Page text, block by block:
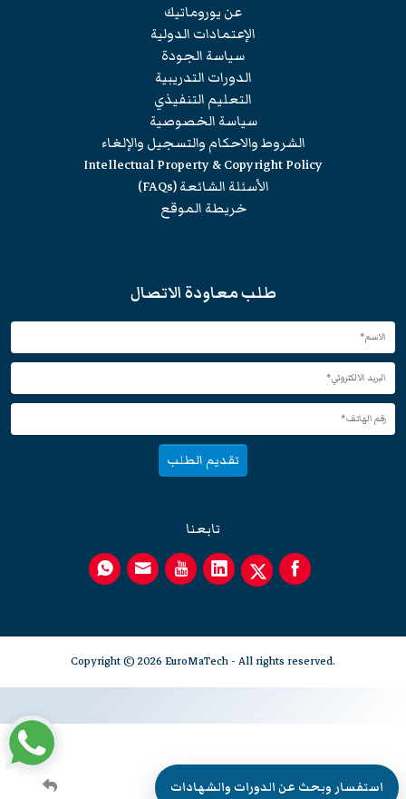
عن يوروماتيك
الإعتمادات الدولية
سياسة الجودة
الدورات التدريبية
التعليم التنفيذي
سياسة الخصوصية
الشروط والاحكام والتسجيل والإلغاء
Intellectual Property & Copyright Policy
الأسئلة الشائعة (FAQs)
خريطة الموقع
طلب معاودة الاتصال
تقديم الطلب
تابعنا
Copyright © 2026 EuroMaTech - All rights reserved.
استفسار وبحث عن الدورات والشهادات